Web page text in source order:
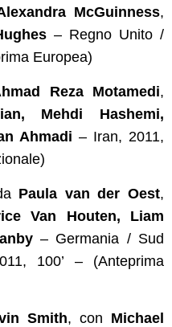
McGuinness,
– Regno Unito /
Europea)
Reza Motamedi,
Mehdi Hashemi,
Ahmadi – Iran, 2011,
Paula van der Oest,
Van Houten, Liam
– Germania / Sud
100’ – (Anteprima
Smith, con Michael